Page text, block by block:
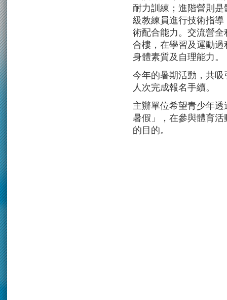
耐力訓練；進階營則
級教練員進行技術指
術配合能力。交流營
合樓，在學習及運動
身體素質及自理能力。
今年的暑期活動，共
人次完成報名手續。
主辦單位希望青少年
暑假」，在參與體育
的目的。